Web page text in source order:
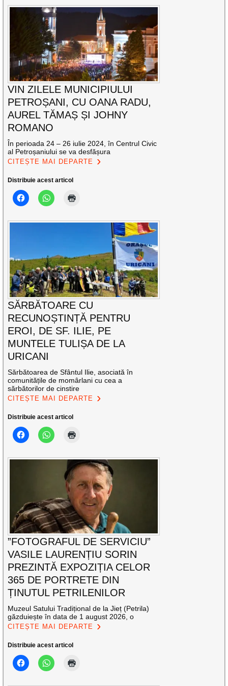
VIN ZILELE MUNICIPIULUI
PETROȘANI, CU OANA RADU,
AUREL TĂMAȘ ȘI JOHNY
ROMANO
În perioada 24 – 26 iulie 2024, în Centrul Civic
al Petroșaniului se va desfășura
CITEȘTE MAI DEPARTE
Distribuie acest articol
SĂRBĂTOARE CU
RECUNOȘTINȚĂ PENTRU
EROI, DE SF. ILIE, PE
MUNTELE TULIȘA DE LA
URICANI
Sărbătoarea de Sfântul Ilie, asociată în
comunitățile de momârlani cu cea a
sărbătorilor de cinstire
CITEȘTE MAI DEPARTE
Distribuie acest articol
”FOTOGRAFUL DE SERVICIU”
VASILE LAURENȚIU SORIN
PREZINTĂ EXPOZIȚIA CELOR
365 DE PORTRETE DIN
ȚINUTUL PETRILENILOR
Muzeul Satului Tradițional de la Jieț (Petrila)
găzduiește în data de 1 august 2026, o
CITEȘTE MAI DEPARTE
Distribuie acest articol